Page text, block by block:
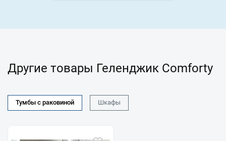
Другие товары Геленджик Comforty
Тумбы с раковиной Шкафы